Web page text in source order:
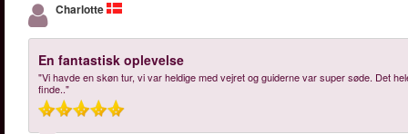
Charlotte
En fantastisk oplevelse
"Vi havde en skøn tur, vi var heldige med vejret og guiderne var super søde. Det
finde.."